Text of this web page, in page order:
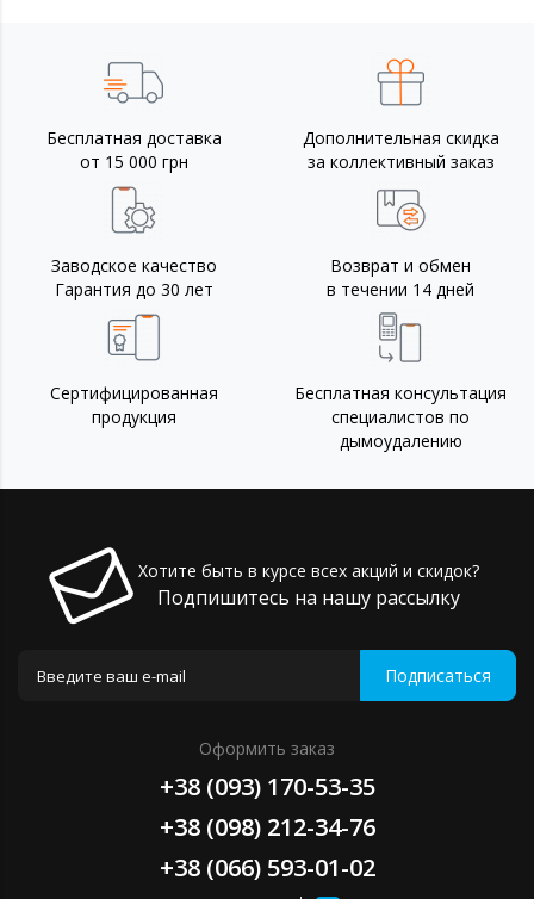
Бесплатная доставка
от 15 000 грн
Дополнительная скидка
за коллективный заказ
Заводское качество
Гарантия до 30 лет
Возврат и обмен
в течении 14 дней
Сертифицированная
продукция
Бесплатная консультация
специалистов по
дымоудалению
Хотите быть в курсе всех акций и скидок?
Подпишитесь на нашу рассылку
Подписаться
Оформить заказ
+38 (093) 170-53-35
+38 (098) 212-34-76
+38 (066) 593-01-02